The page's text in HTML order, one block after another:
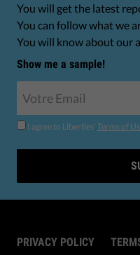
You will get the latest
You can follow what we
You will know about our
Show me a sample!
I agree to Liberties' Terms of
PRIVACY POLICY